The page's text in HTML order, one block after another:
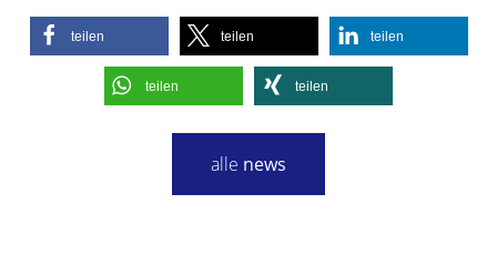
teilen teilen teilen
teilen teilen
alle news